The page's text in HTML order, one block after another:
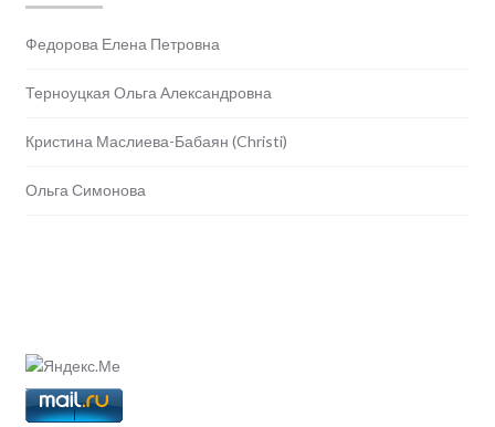
Федорова Елена Петровна
Терноуцкая Ольга Александровна
Кристина Маслиева-Бабаян (Christi)
Ольга Симонова